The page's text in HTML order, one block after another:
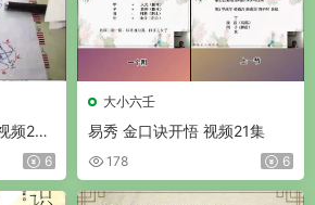
频23
6
大小六壬
易秀 金口诀开悟 视频21集
178 6